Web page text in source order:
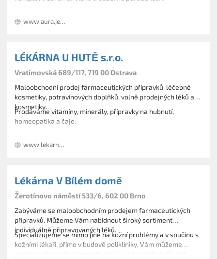
www.aura.jesenicko.com
LÉKÁRNA U HUTĚ s.r.o.
Vratimovská 689/117, 719 00 Ostrava
Maloobchodní prodej farmaceutických přípravků, léčebné
kosmetiky, potravinových doplňků, volně prodejných léků a
kosmetiky.
Prodáváme vitamíny, minerály, přípravky na hubnutí,
homeopatika a čaje.
www.lekarnauhute.cz
Lékárna V Bílém domě
Žerotínovo náměstí 533/6, 602 00 Brno
Zabýváme se maloobchodním prodejem farmaceutických
přípravků. Můžeme Vám nabídnout široký sortiment
individuálně připravovaných léků.
Specializujeme se mimo jiné na kožní problémy a v součinu s
kožními lékaři, přímo v budově polikliniky, Vám můžeme
nabídnout komplexní poradenství v péči o Vaší pleť a její